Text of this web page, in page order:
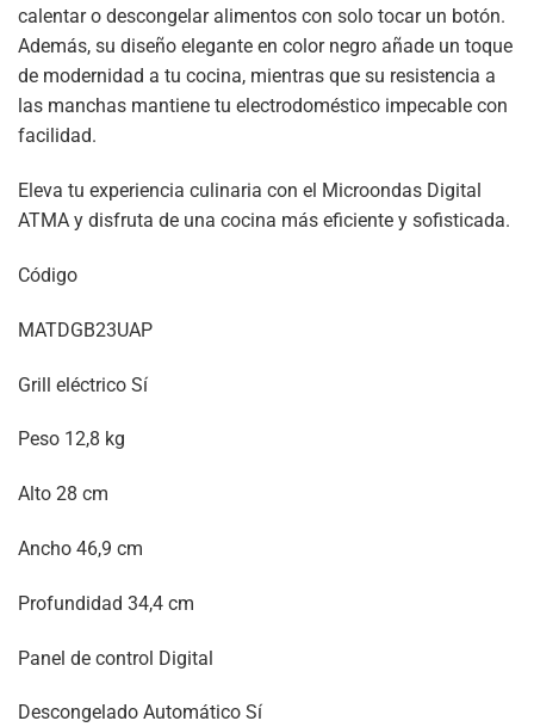
calentar o descongelar alimentos con solo tocar un botón.
Además, su diseño elegante en color negro añade un toque
de modernidad a tu cocina, mientras que su resistencia a
las manchas mantiene tu electrodoméstico impecable con
facilidad.
Eleva tu experiencia culinaria con el Microondas Digital
ATMA y disfruta de una cocina más eficiente y sofisticada.
Código
MATDGB23UAP
Grill eléctrico Sí
Peso 12,8 kg
Alto 28 cm
Ancho 46,9 cm
Profundidad 34,4 cm
Panel de control Digital
Descongelado Automático Sí